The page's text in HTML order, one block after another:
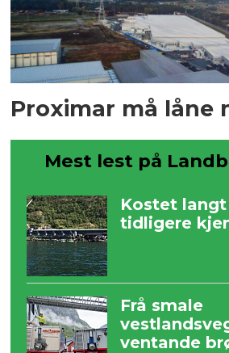
Proximar må låne
Mest lest på
Kostet
tidligere
Frå smale
ventande